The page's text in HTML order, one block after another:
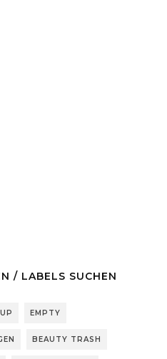
/ LABELS SUCHEN
EMPTY
BEAUTY TRASH